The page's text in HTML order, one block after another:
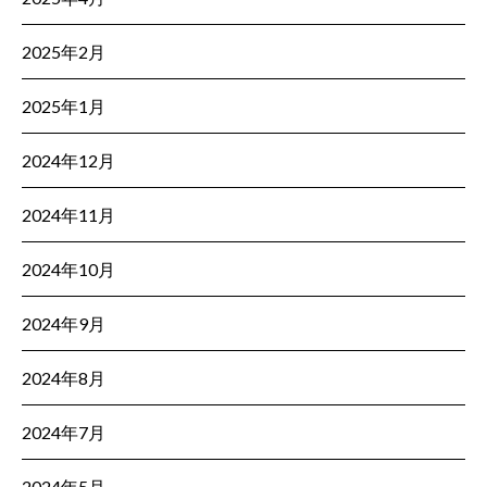
2025年2月
2025年1月
2024年12月
2024年11月
2024年10月
2024年9月
2024年8月
2024年7月